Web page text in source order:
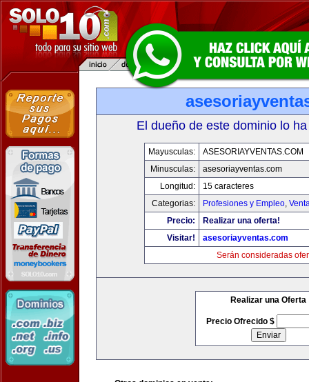
El dueño de este dominio lo
Mayusculas:
ASESORIAYVENTAS.COM
Minusculas:
asesoriayventas.com
Longitud:
15 caracteres
Categorias:
Profesiones y Empleo,
Precio:
Realizar una oferta!
Visitar!
asesoriayventas.com
Serán consideradas
Realizar una Oferta
Precio Ofrecido $